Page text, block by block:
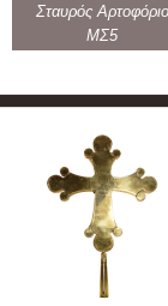
Σταυρός Αρτοφόριο
ΜΣ5